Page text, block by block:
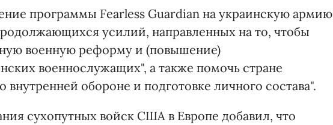
программы Fearless Guardian на украинскую армию
усилий, направленных на то, чтобы
военную реформу и (повышение)
военнослужащих", а также помочь стране
обороне и подготовке личного состава".
сухопутных войск США в Европе добавил, что